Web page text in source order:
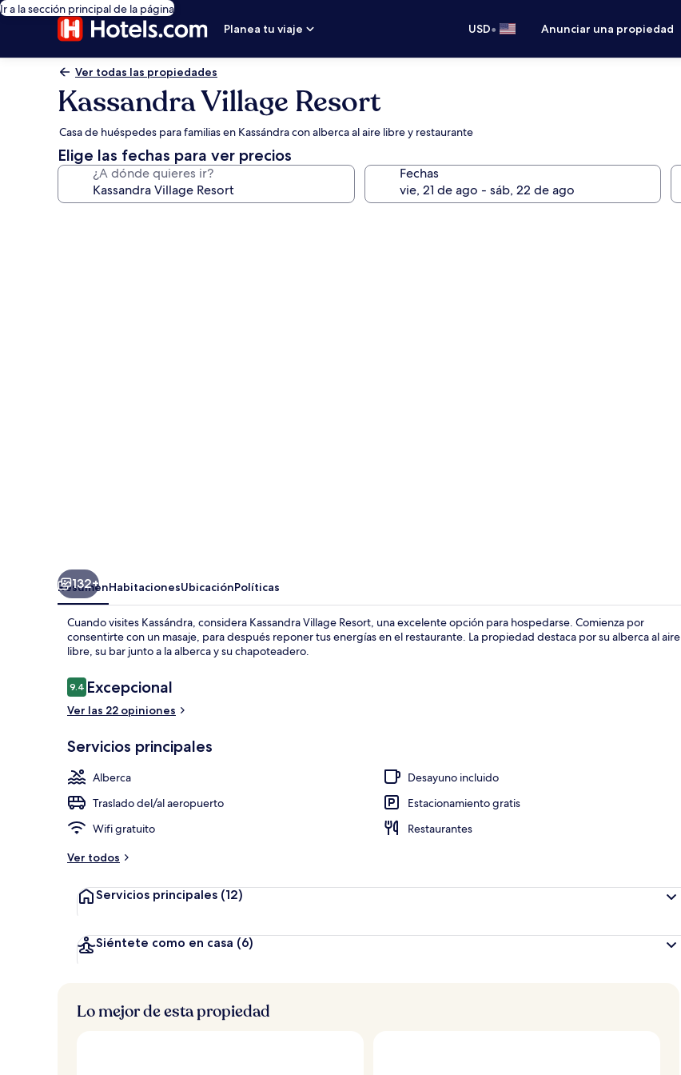
Ir a la sección principal de la página
Planea tu viaje
USD• Anunciar una propiedad
Ver todas las propiedades
Kassandra Village Resort
Casa de huéspedes para familias en Kassándra con alberca al aire libre y restaurante
Elige las fechas para ver precios
¿A dónde quieres ir? Fechas
132+
ResumenHabitacionesUbicaciónPolíticas
Cuando visites Kassándra, considera Kassandra Village Resort, una excelente opción para hospedarse. Comienza por
consentirte con un masaje, para después reponer tus energías en el restaurante. La propiedad destaca por su alberca al aire
libre, su bar junto a la alberca y su chapoteadero.
Opiniones
9.49.4 de 10,
Excepcional
Ver las 22 opiniones
Servicios principales
Alberca
Desayuno incluido
Traslado del/al aeropuerto
Estacionamiento gratis
Wifi gratuito
Restaurantes
Ver todos
Servicios principales (12)
Siéntete como en casa (6)
Lo mejor de esta propiedad